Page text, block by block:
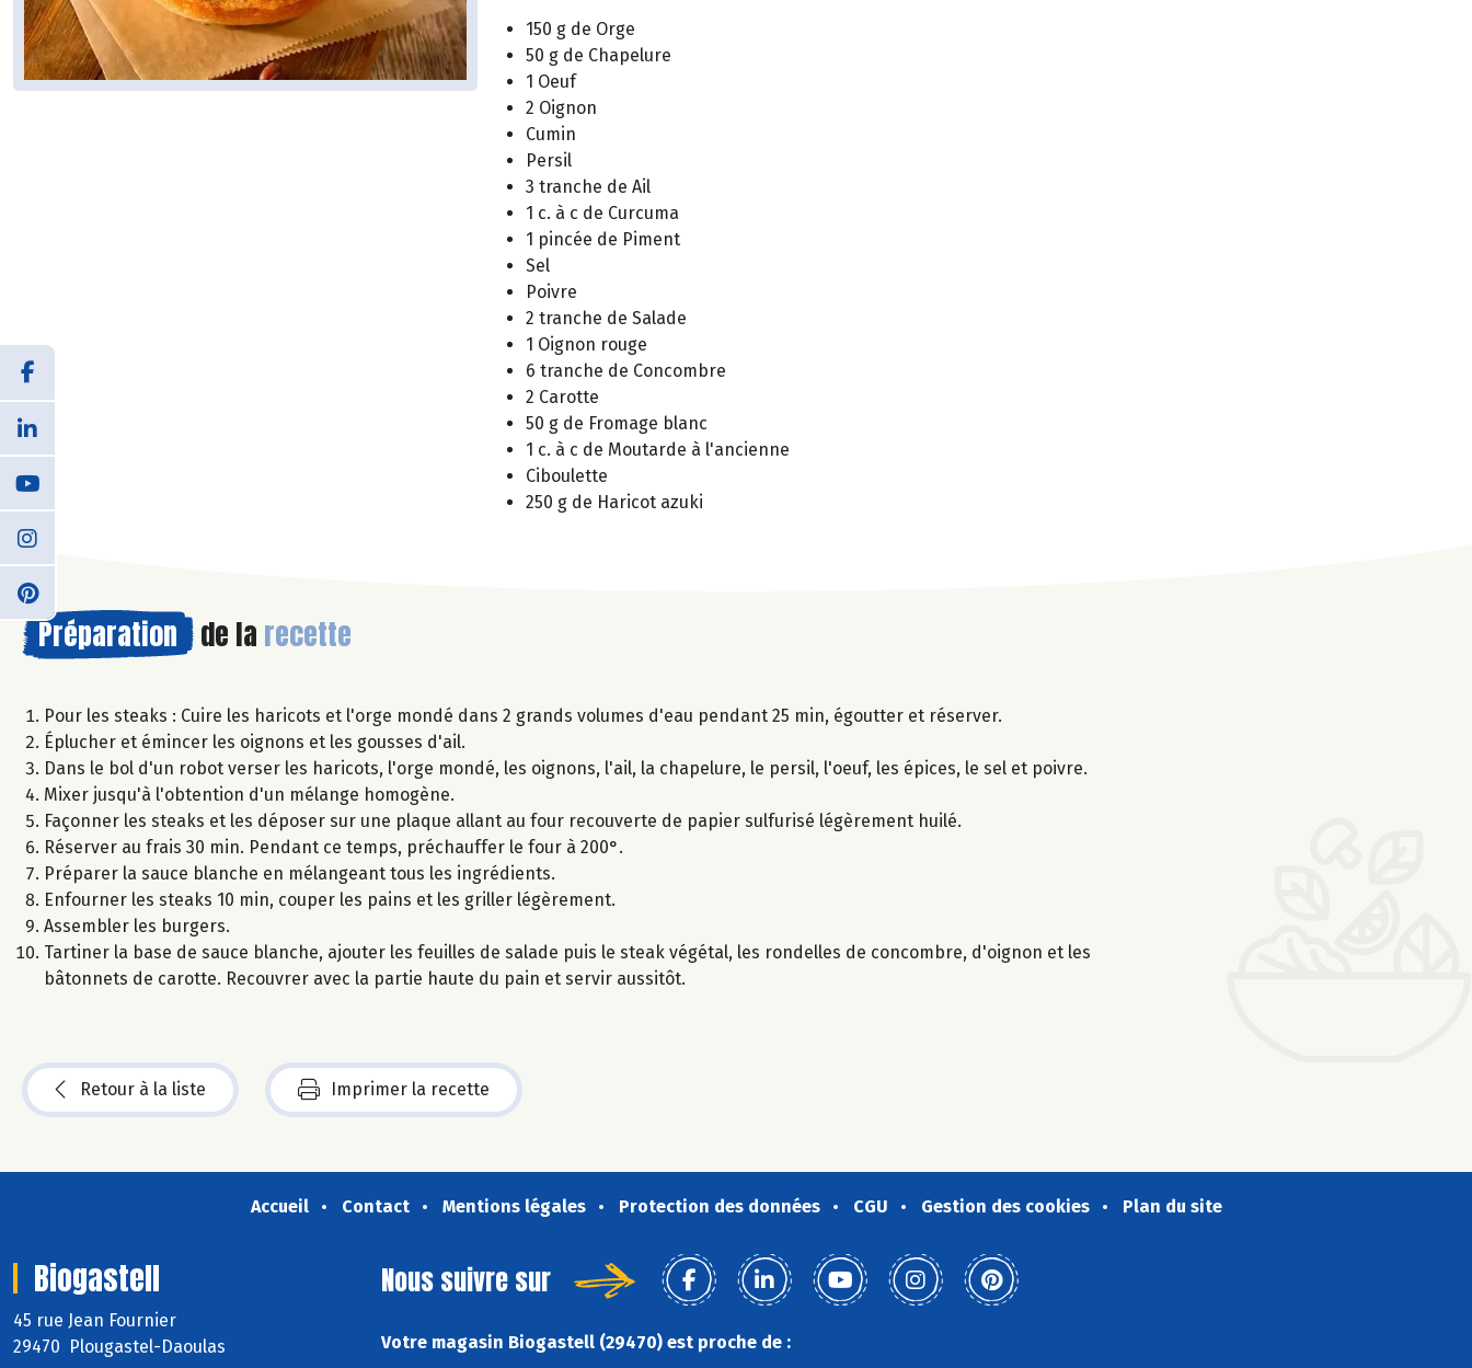
150 g de Orge
50 g de Chapelure
1 Oeuf
2 Oignon
Cumin
Persil
3 tranche de Ail
1 c. à c de Curcuma
1 pincée de Piment
Sel
Poivre
2 tranche de Salade
1 Oignon rouge
6 tranche de Concombre
2 Carotte
50 g de Fromage blanc
1 c. à c de Moutarde à l'ancienne
Ciboulette
250 g de Haricot azuki
Préparation de la recette
Pour les steaks : Cuire les haricots et l'orge mondé dans 2 grands volumes d'eau pendant 25 min, égoutter et réserver.
Éplucher et émincer les oignons et les gousses d'ail.
Dans le bol d'un robot verser les haricots, l'orge mondé, les oignons, l'ail, la chapelure, le persil, l'oeuf, les épices, le sel et poivre.
Mixer jusqu'à l'obtention d'un mélange homogène.
Façonner les steaks et les déposer sur une plaque allant au four recouverte de papier sulfurisé légèrement huilé.
Réserver au frais 30 min. Pendant ce temps, préchauffer le four à 200°.
Préparer la sauce blanche en mélangeant tous les ingrédients.
Enfourner les steaks 10 min, couper les pains et les griller légèrement.
Assembler les burgers.
Tartiner la base de sauce blanche, ajouter les feuilles de salade puis le steak végétal, les rondelles de concombre, d'oignon et les
bâtonnets de carotte. Recouvrer avec la partie haute du pain et servir aussitôt.
Retour à la liste Imprimer la recette
Accueil Contact Mentions légales Protection des données CGU Gestion des cookies Plan du site
Biogastell
45 rue Jean Fournier
29470 Plougastel-Daoulas
Nous suivre sur
Votre magasin Biogastell (29470) est proche de :